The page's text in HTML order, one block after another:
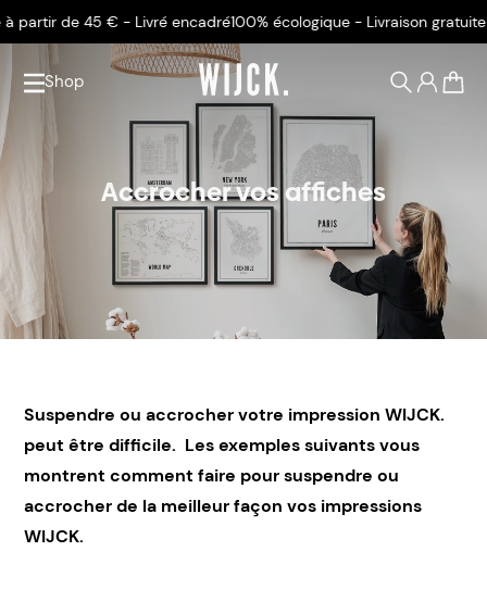
partir de 45 € - Livré encadré100% écologique - Livraison
Shop
Accrocher vos affiches
Suspendre ou accrocher votre impression WIJCK.
peut être difficile. Les exemples suivants vous
montrent comment faire pour suspendre ou
accrocher de la meilleur façon vos impressions
WIJCK.